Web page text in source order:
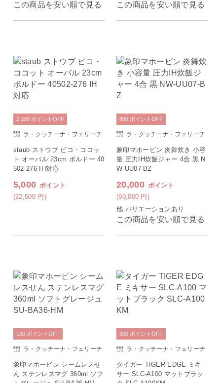
この商品を安い順で見る この商品を安い順で見る
ラ・クッチーナ・フェリーチ
staub ストウブ ピコ・ココッ
ト オーバル 23cm ボルドー 40
502-276 IH対応
5,000 ポイント
(22,500 円 )
2,100 ポイント OFF
ラ・クッチーナ・フェリーチ
象印マホービン 炎舞炊き 小容
量 圧力IH炊飯ジャー 4合 黒 N
W-UU07-BZ
20,000 ポイント
(90,000 円 )
800 ポイント OFF
他 バリエーションあり
この商品を安い順で見る
ラ・クッチーナ・フェリーチ
象印マホービン シームレスせ
ん ステンレスマグ 360ml ソフ
100 ポイント OFF
ラ・クッチーナ・フェリーチ
タイガー TIGER EDGE ミキ
サー SLC-A100 マットブラッ
900 ポイント OFF